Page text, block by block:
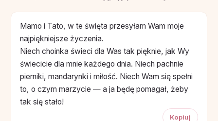
Mamo i Tato, w te święta przesyłam Wam moje
najpiękniejsze życzenia.
Niech choinka świeci dla Was tak pięknie, jak Wy
świecicie dla mnie każdego dnia. Niech pachnie
pierniki, mandarynki i miłość. Niech Wam się spełni
to, o czym marzycie — a ja będę pomagał, żeby
tak się stało!
Kopiuj